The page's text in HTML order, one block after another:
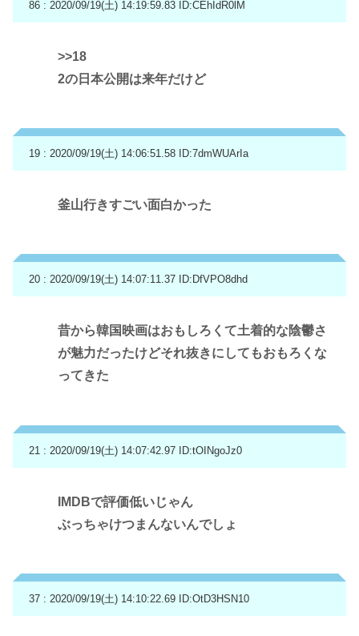
86 : 2020/09/19(土) 14:19:59.83 ID:CEhIdR0lM
>>18
2の日本公開は来年だけど
19 : 2020/09/19(土) 14:06:51.58 ID:7dmWUArIa
釜山行きすごい面白かった
20 : 2020/09/19(土) 14:07:11.37 ID:DfVPO8dhd
昔から韓国映画はおもしろくて土着的な陰鬱さ
が魅力だったけどそれ抜きにしてもおもろくな
ってきた
21 : 2020/09/19(土) 14:07:42.97 ID:tOINgoJz0
IMDBで評価低いじゃん
ぶっちゃけつまんないんでしょ
37 : 2020/09/19(土) 14:10:22.69 ID:OtD3HSN10